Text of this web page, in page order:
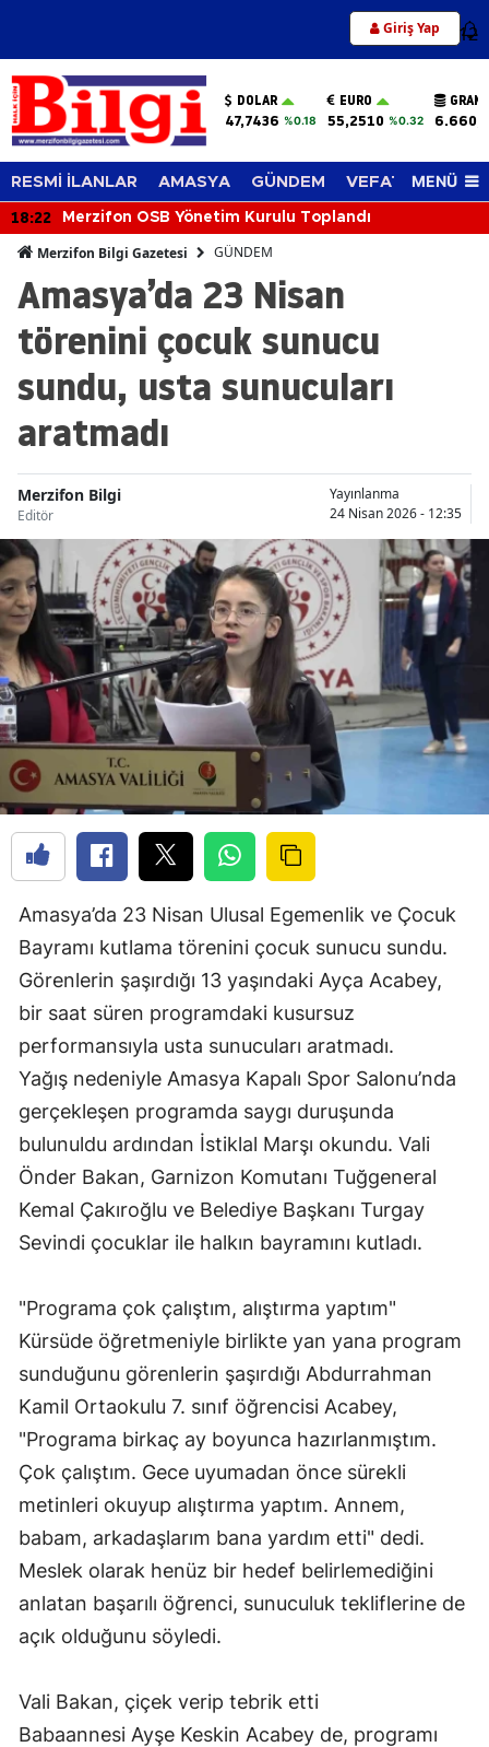
Giriş Yap 12
DOLAR
47,7436 %0.18
EURO
55,2510 %0.32
RESMİ İLANLAR AMASYA GÜNDEM VEFAT EDENLER
MENÜ
18:22 Merzifon OSB Yönetim Kurulu Toplandı
Merzifon Bilgi Gazetesi GÜNDEM
Amasya’da 23 Nisan
törenini çocuk sunucu
sundu, usta sunucuları
aratmadı
Merzifon Bilgi
Editör
Yayınlanma
24 Nisan 2026 - 12:35
Amasya’da 23 Nisan Ulusal Egemenlik ve Çocuk
Bayramı kutlama törenini çocuk sunucu sundu.
Görenlerin şaşırdığı 13 yaşındaki Ayça Acabey,
bir saat süren programdaki kusursuz
performansıyla usta sunucuları aratmadı.
Yağış nedeniyle Amasya Kapalı Spor Salonu’nda
gerçekleşen programda saygı duruşunda
bulunuldu ardından İstiklal Marşı okundu. Vali
Önder Bakan, Garnizon Komutanı Tuğgeneral
Kemal Çakıroğlu ve Belediye Başkanı Turgay
Sevindi çocuklar ile halkın bayramını kutladı.
"Programa çok çalıştım, alıştırma yaptım"
Kürsüde öğretmeniyle birlikte yan yana program
sunduğunu görenlerin şaşırdığı Abdurrahman
Kamil Ortaokulu 7. sınıf öğrencisi Acabey,
"Programa birkaç ay boyunca hazırlanmıştım.
Çok çalıştım. Gece uyumadan önce sürekli
metinleri okuyup alıştırma yaptım. Annem,
babam, arkadaşlarım bana yardım etti" dedi.
Meslek olarak henüz bir hedef belirlemediğini
anlatan başarılı öğrenci, sunuculuk tekliflerine de
açık olduğunu söyledi.
Vali Bakan, çiçek verip tebrik etti
Babaannesi Ayşe Keskin Acabey de, programı